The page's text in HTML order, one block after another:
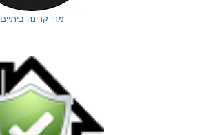
מדי קרינה ביתיים